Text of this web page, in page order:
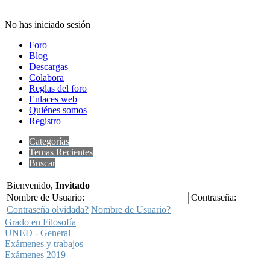
No has iniciado sesión
Foro
Blog
Descargas
Colabora
Reglas del foro
Enlaces web
Quiénes somos
Registro
Categorías
Temas Recientes
Buscar
Bienvenido, Invitado
Nombre de Usuario:
Contraseña:
Contraseña olvidada? Nombre de Usuario?
Grado en Filosofía
UNED - General
Exámenes y trabajos
Exámenes 2019